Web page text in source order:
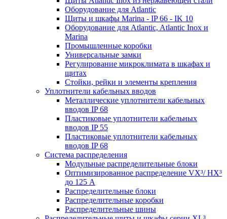
Оборудование для Atlantic
Щиты и шкафы Marina - IP 66 - IK 10
Оборудование для Atlantic, Atlantic Inox и
Marina
Промышленные коробки
Универсальные замки
Регулирование микроклимата в шкафах и
щитах
Стойки, рейки и элементы крепления
Уплотнители кабельных вводов
Металлические уплотнители кабельных
вводов IP 68
Пластиковые уплотнители кабельных
вводов IP 55
Пластиковые уплотнители кабельных
вводов IP 68
Система распределения
Модульные распределительные блоки
Оптимизированное распределение VX³/ HX³
до 125 А
Распределительные блоки
Распределительные коробки
Распределительные шины